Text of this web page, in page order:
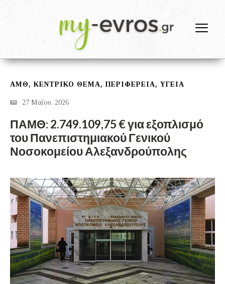
ΑΜΘ ,ΚΕΝΤΡΙΚΟ ΘΕΜΑ,ΠΕΡΙΦΕΡΕΙΑ, ΥΓΕΙΑ
27 Μαΐου, 2026
ΠΑΜΘ: 2.749.109,75 € για εξοπλισμό
του Πανεπιστημιακού Γενικού
Νοσοκομείου Αλεξανδρούπολης